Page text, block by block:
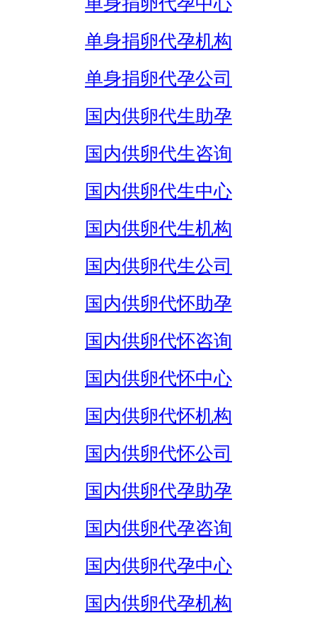
单身捐卵代孕机构
单身捐卵代孕公司
国内供卵代生助孕
国内供卵代生咨询
国内供卵代生中心
国内供卵代生机构
国内供卵代生公司
国内供卵代怀助孕
国内供卵代怀咨询
国内供卵代怀中心
国内供卵代怀机构
国内供卵代怀公司
国内供卵代孕助孕
国内供卵代孕咨询
国内供卵代孕中心
国内供卵代孕机构